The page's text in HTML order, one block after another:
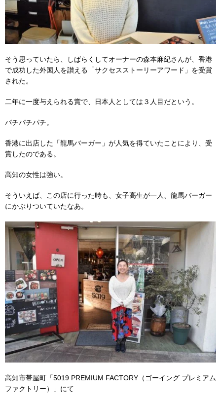
そう思っていたら、しばらくしてオーナーの森本麻紀さんが、香港
で成功した外国人を讃える「サクセスストーリーアワード」を受賞
された。
二年に一度与えられる賞で、日本人としては３人目だという。
パチパチパチ。
香港に出店した「龍馬バーガー」が人気を得ていたことにより、受
賞したのである。
高知の女性は強い。
そういえば、この店に行った時も、女子高生が一人、龍馬バーガー
にかぶりついていたなあ。
高知市帯屋町「5019 PREMIUM FACTORY（ゴーイング プレミアム
ファクトリー）」にて